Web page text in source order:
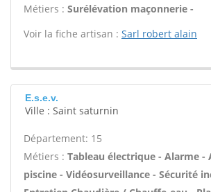
Métiers : Surélévation maçonnerie -
Voir la fiche artisan : Sarl robert alain
E.s.e.v.
Ville : Saint saturnin
Département: 15
Métiers : Tableau électrique - Alarme -
piscine - Vidéosurveillance - Sécurité